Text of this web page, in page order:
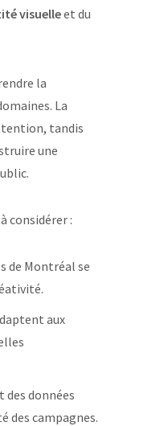
visuelleet du
la
La
tandis
une
considérer :
de Montréal se
aux
données
des campagnes.